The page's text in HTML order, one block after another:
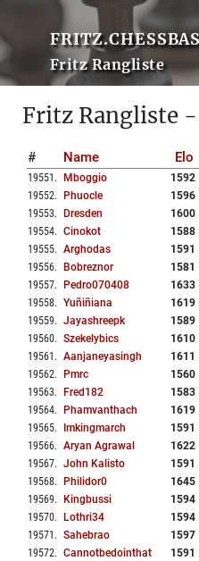
Fritz Rangliste
Fritz Rangliste -
# Name Elo
19551 . Mboggio 1592
19552. Phuocle 1596
19553. Dresden 1600
19554. Cinokot 1588
19555. Arghodas 1591
19556. Bobreznor 1581
19557. Pedro070408 1633
19558. Yuñiñiana 1619
19559. Jayashreepk 1589
19560. Szekelybics 1610
19561 . Aanjaneyasingh 1611
19562. Pmrc 1560
19563. Fred182 1583
19564. Phamvanthach 1619
19565. Imkingmarch 1591
19566. Aryan Agrawal 1622
19567. John Kalisto 1591
19568. Philidor0 1645
19569. Kingbussi 1594
19570. Lothri34 1594
19571 . Sahebrao 1597
19572. Cannotbedointhat 1591